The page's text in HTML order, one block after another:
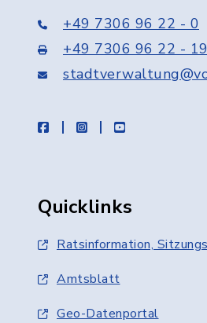
+49 7306 96 22 - 0
+49 7306 96 22 -
facebookinstagramyoutube
Quicklinks
Ratsinformation,
Amtsblatt
Geo-Datenportal